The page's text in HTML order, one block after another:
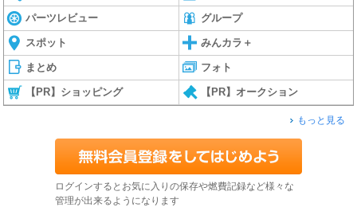
パーツレビュー グループ
スポット みんカラ＋
まとめ フォト
【PR】ショッピング 【PR】オークション
もっと見る
ログインするとお気に入りの保存や燃費記録など様々な
管理が出来るようになります